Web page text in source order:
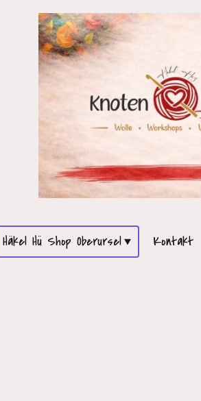
Häkel Hü Shop Oberursel Kontakt